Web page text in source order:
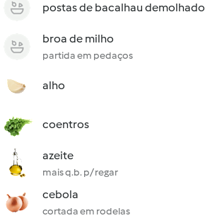
postas de bacalhau demolhado
broa de milho
partida em pedaços
alho
coentros
azeite
mais q.b. p/ regar
cebola
cortada em rodelas